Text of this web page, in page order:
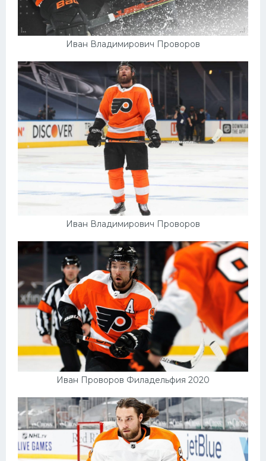
Иван Владимирович Проворов
Иван Владимирович Проворов
Иван Проворов Филадельфия 2020